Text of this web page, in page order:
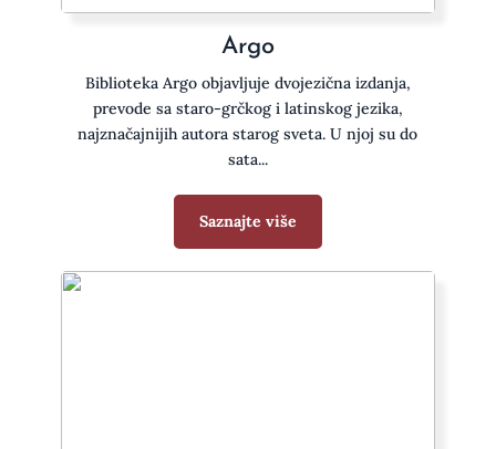
Argo
Biblioteka Argo objavljuje dvojezična izdanja,
prevode sa staro-grčkog i latinskog jezika,
najznačajnijih autora starog sveta. U njoj su do
sata...
Saznajte više